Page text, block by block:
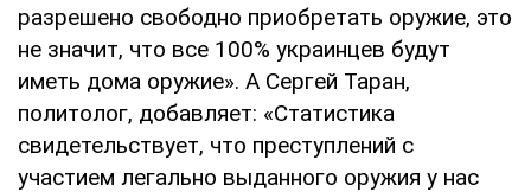
разрешено свободно приобретать оружие, это
не значит, что все 100% украинцев будут
иметь дома оружие». А Сергей Таран,
политолог, добавляет: «Статистика
свидетельствует, что преступлений с
участием легально выданного оружия у нас